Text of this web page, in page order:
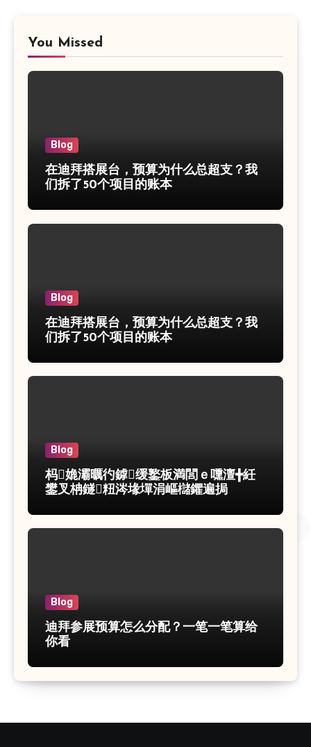
You Missed
Blog
在迪拜搭展台，预算为什么总超支？我
们拆了50个项目的账本
Blog
在迪拜搭展台，预算为什么总超支？我
们拆了50个项目的账本
Blog
杩嫓灞曞彴鎼缓鐜板満閭ｅ嚑澶╋紝
鐢叉柟鐩粈涔堟墠涓嶇櫧鑺遍挶
Blog
迪拜参展预算怎么分配？一笔一笔算给
你看